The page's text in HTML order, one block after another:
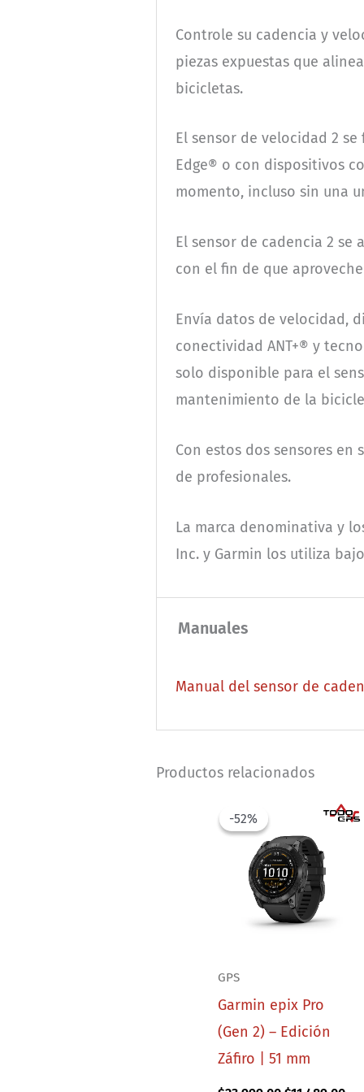
Controle su cadencia y
piezas expuestas que
bicicletas.
El sensor de velocidad 2
Edge® o con dispositivos
momento, incluso sin una
El sensor de cadencia 2
con el fin de que
Envía datos de velocidad,
conectividad ANT+® y
solo disponible para el
mantenimiento de la
Con estos dos sensores
de profesionales.
La marca denominativa y
Inc. y Garmin los utiliza
Manuales
Manual del sensor de
Productos relacionados
-52%
-52%
GPS
Garmin epix Pro
(Gen 2) – Edición
Záfiro | 51 mm
Original